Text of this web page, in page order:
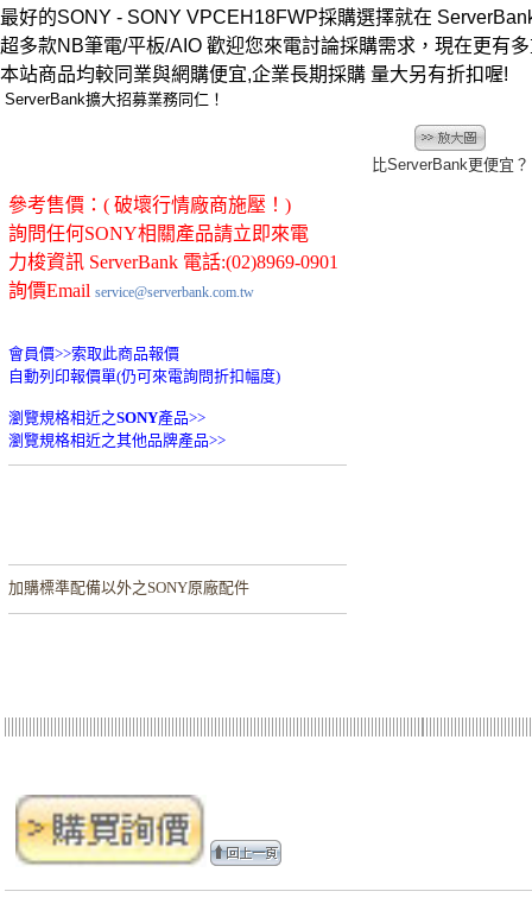
最好的SONY - SONY VPCEH18FWP採購選擇就在
超多款NB筆電/平板/AIO 歡迎您來電討論採購需求，現在更有
本站商品均較同業與網購便宜,企業長期採購 量大另有折扣喔!
ServerBank擴大招募業務同仁！
比ServerBank更便宜？
參考售價：( 破壞行情廠商施壓！)
詢問任何SONY相關產品請立即來電
力梭資訊 ServerBank 電話:(02)8969-0901
詢價Email service@serverbank.com.tw
會員價>>索取此商品報價
自動列印報價單(仍可來電詢問折扣幅度)
瀏覽規格相近之SONY產品>>
瀏覽規格相近之其他品牌產品>>
加購標準配備以外之SONY原廠配件